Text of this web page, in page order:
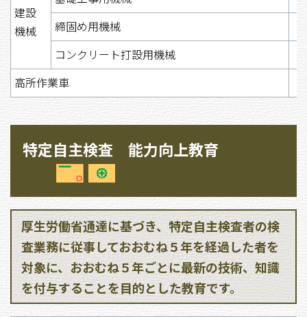
建設
機械
締固め用機械
コンクリート打設用機械
高所作業車
特定自主検査 能力向上教育
厚生労働省通達に基づき、特定自主検査者の検
査業務に従事しておおむね５年を経過した者を
対象に、おおむね５年ごとに最新の技術、知識
を付与することを目的とした教育です。